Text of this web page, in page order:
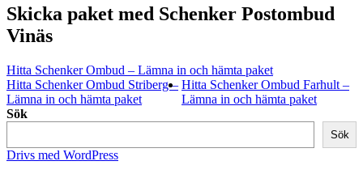
Skicka paket med Schenker Postombud
Vinäs
Hitta Schenker Ombud – Lämna in och hämta paket
Hitta Schenker Ombud Striberg –
Lämna in och hämta paket
Hitta Schenker Ombud Farhult –
Lämna in och hämta paket
Sök
Sök
Drivs med WordPress